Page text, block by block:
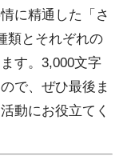
に精通した「さ
類とそれぞれの
す。3,000文字
で、ぜひ最後ま
動にお役立てく